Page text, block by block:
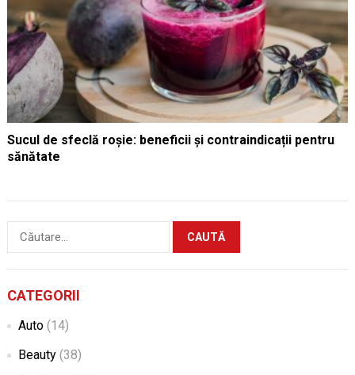
Sucul de sfeclă roșie: beneficii și contraindicații pentru
sănătate
Caută
CATEGORII
Auto(14)
Beauty(38)